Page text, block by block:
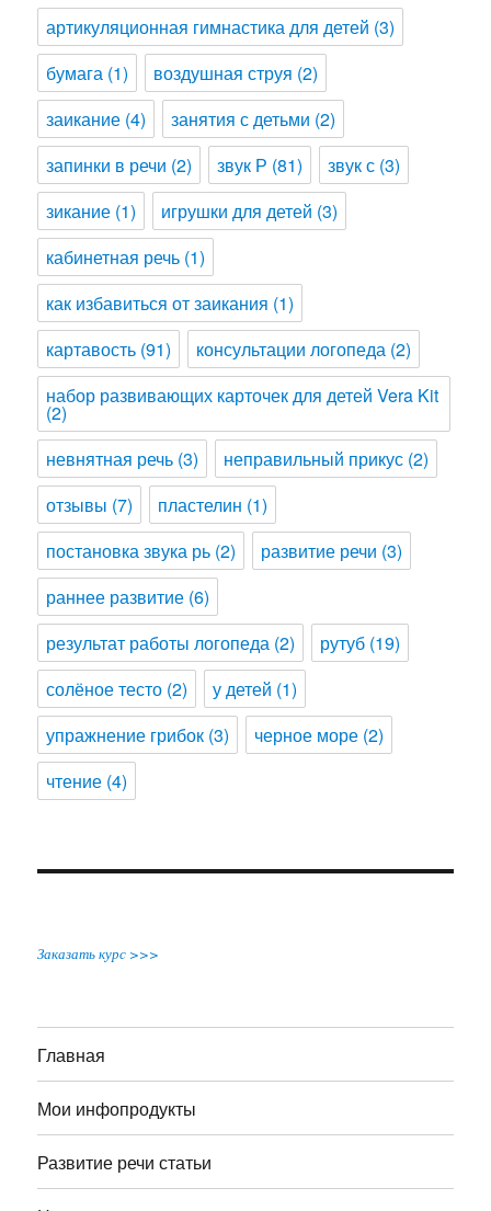
артикуляционная гимнастика для детей (3)
бумага (1) воздушная струя (2)
заикание (4) занятия с детьми (2)
запинки в речи (2) звук Р (81) звук с (3)
зикание (1) игрушки для детей (3)
кабинетная речь (1)
как избавиться от заикания (1)
картавость (91) консультации логопеда (2)
набор развивающих карточек для детей Vera Kit
(2)
невнятная речь (3) неправильный прикус (2)
отзывы (7) пластелин (1)
постановка звука рь (2) развитие речи (3)
раннее развитие (6)
результат работы логопеда (2) рутуб (19)
солёное тесто (2) у детей (1)
упражнение грибок (3) черное море (2)
чтение (4)
Заказать курс >>>
Главная
Мои инфопродукты
Развитие речи статьи